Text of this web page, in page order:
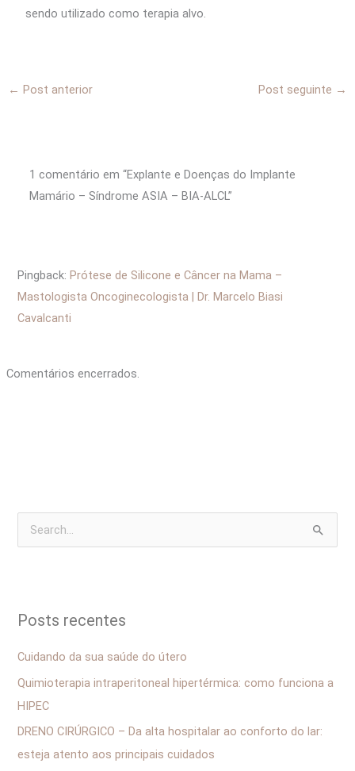
sendo utilizado como terapia alvo.
← Post anterior Post seguinte →
1 comentário em “Explante e Doenças do Implante
Mamário – Síndrome ASIA – BIA-ALCL”
Pingback:Prótese de Silicone e Câncer na Mama –
Mastologista Oncoginecologista | Dr. Marcelo Biasi
Cavalcanti
Comentários encerrados.
u
p
o
Posts recentes
Cuidando da sua saúde do útero
Quimioterapia intraperitoneal hipertérmica: como funciona a
HIPEC
DRENO CIRÚRGICO – Da alta hospitalar ao conforto do lar:
esteja atento aos principais cuidados